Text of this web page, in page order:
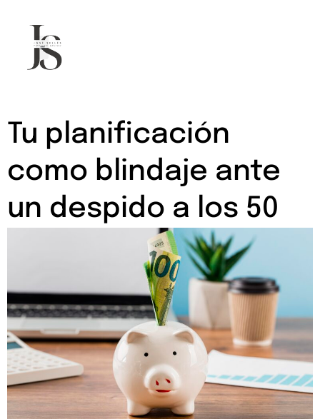
Tu planificación
como blindaje ante
un despido a los 50